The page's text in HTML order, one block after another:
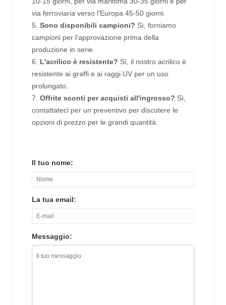
via ferroviaria verso l'Europa 45-50 giorni.
5.Sono disponibili campioni? Sì, forniamo
campioni per l'approvazione prima della
produzione in serie.
6. L'acrilico è resistente? Sì, il nostro acrilico è
resistente ai graffi e ai raggi UV per un uso
prolungato.
7.Offrite sconti per acquisti all'ingrosso? Sì,
contattateci per un preventivo per discutere le
opzioni di prezzo per le grandi quantità.
Il tuo nome:
La tua email:
Messaggio: